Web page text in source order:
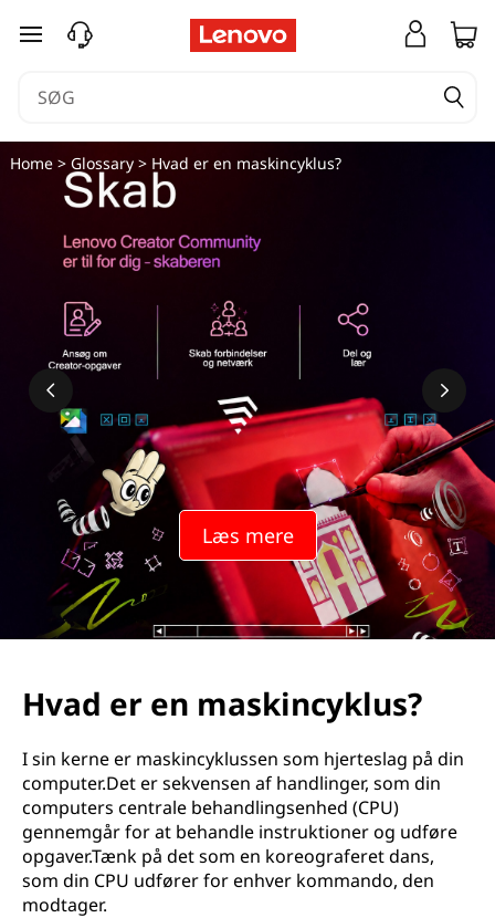
spring til hovedindhold
Læs mere
Home> Glossary> Hvad er en maskincyklus?
Hvad er en maskincyklus?
I sin kerne er maskincyklussen som hjerteslag på din
computer.Det er sekvensen af handlinger, som din
computers centrale behandlingsenhed (CPU)
gennemgår for at behandle instruktioner og udføre
opgaver.Tænk på det som en koreograferet dans,
som din CPU udfører for enhver kommando, den
modtager.